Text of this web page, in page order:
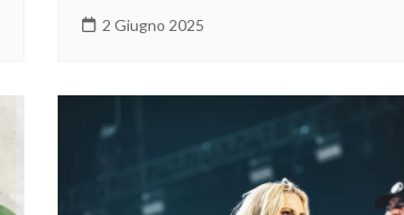
2 Giugno 2025